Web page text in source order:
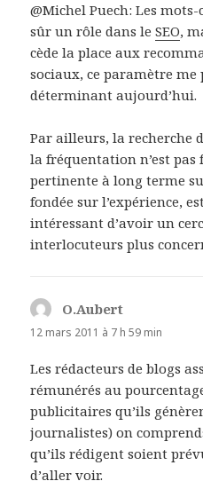
@Michel Puech: Les
sûr un rôle dans leSEO,
cède la place aux
sociaux, ce paramètre
déterminant aujourd’hui.
Par ailleurs, la recherche
la fréquentation n’est
pertinente à long terme
fondée sur l’expérience,
intéressant d’avoir un
interlocuteurs plus
O.Aubert
12 mars 2011 à 7 h 59 min
Les rédacteurs de blogs
rémunérés au
publicitaires qu’ils
journalistes) on
qu’ils rédigent soient
d’aller voir.